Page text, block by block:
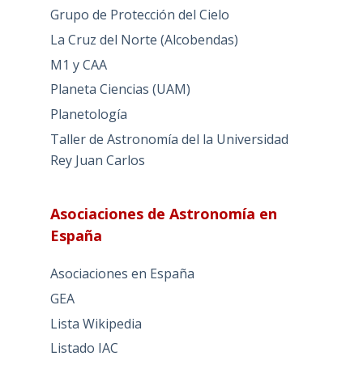
Grupo de Protección del Cielo
La Cruz del Norte (Alcobendas)
M1 y CAA
Planeta Ciencias (UAM)
Planetología
Taller de Astronomía del la Universidad
Rey Juan Carlos
Asociaciones de Astronomía en
España
Asociaciones en España
GEA
Lista Wikipedia
Listado IAC